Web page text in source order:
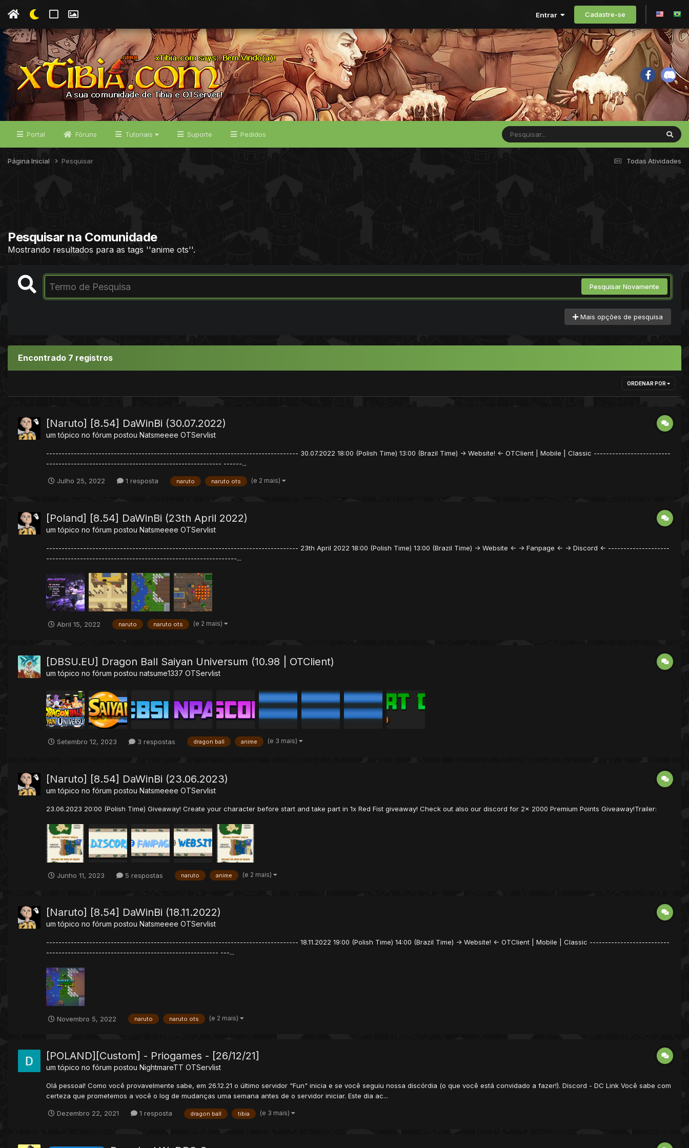
Entrar Cadastre-se
Portal Fóruns Tutoriais Suporte Pedidos
Todas Atividades
Página Inicial Pesquisar
Pesquisar na Comunidade
Mostrando resultados para as tags ''anime ots''.
Pesquisar Novamente
Mais opções de pesquisa
Encontrado 7 registros
ORDENAR POR
[Naruto] [8.54] DaWinBi (30.07.2022)
um tópico no fórum postou Natsmeeee OTServlist
---------------------------------------------------------------------------------- 30.07.2022 18:00 (Polish Time) 13:00 (Brazil Time) -> Website! <- OTClient | Mobile | Classic -------------------------
--------------------------------------------------------- ------...
Julho 25, 2022 1 resposta naruto naruto ots (e 2 mais)
[Poland] [8.54] DaWinBi (23th April 2022)
um tópico no fórum postou Natsmeeee OTServlist
---------------------------------------------------------------------------------- 23th April 2022 18:00 (Polish Time) 13:00 (Brazil Time) -> Website <- -> Fanpage <- -> Discord <- --------------------
--------------------------------------------------------------...
Abril 15, 2022 naruto naruto ots (e 2 mais)
[DBSU.EU] Dragon Ball Saiyan Universum (10.98 | OTClient)
um tópico no fórum postou natsume1337 OTServlist
Setembro 12, 2023 3 respostas dragon ball anime (e 3 mais)
[Naruto] [8.54] DaWinBi (23.06.2023)
um tópico no fórum postou Natsmeeee OTServlist
23.06.2023 20:00 (Polish Time) Giveaway! Create your character before start and take part in 1x Red Fist giveaway! Check out also our discord for 2x 2000 Premium Points Giveaway!Trailer:
Junho 11, 2023 5 respostas naruto anime (e 2 mais)
[Naruto] [8.54] DaWinBi (18.11.2022)
um tópico no fórum postou Natsmeeee OTServlist
---------------------------------------------------------------------------------- 18.11.2022 19:00 (Polish Time) 14:00 (Brazil Time) -> Website! <- OTClient | Mobile | Classic --------------------------
-------------------------------------------------------- ---...
Novembro 5, 2022 naruto naruto ots (e 2 mais)
[POLAND][Custom] - Priogames - [26/12/21]
um tópico no fórum postou NightmareTT OTServlist
Olá pessoal! Como você provavelmente sabe, em 26.12.21 o último servidor "Fun" inicia e se você seguiu nossa discórdia (o que você está convidado a fazer!). Discord - DC Link Você sabe com
certeza que prometemos a você o log de mudanças uma semana antes de o servidor iniciar. Este dia ac...
Dezembro 22, 2021 1 resposta dragon ball tibia (e 3 mais)